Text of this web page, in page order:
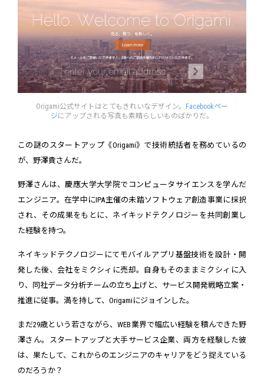
Origami公式サイトはとてもきれいなデザイン。 Facebookペー
ジにアップされる写真も素晴らしいものばかりだ。
この謎のスタートアップ《Origami》で技術統括者を務めているの
が、野澤貴さんだ。
野澤さんは、慶應大学大学院でコンピュータサイエンスを学んだ
エンジニア。在学中にIPA主催の未踏ソフトウェア創造事業に採択
され、その成果をもとに、ネイキッドテクノロジーを共同創業し
た経験を持つ。
ネイキッドテクノロジーにてモバイルアプリ基盤技術を設計・開
発した後、会社をミクシィに売却。自身もそのままミクシィに入
り、同社データ分析チームの立ち上げと、サービス開発戦略立案・
推進に従事。満を持して、Origamiにジョインした。
まだ29歳という若さながら、WEB業界で幅広い経験を積んできた野
澤さん。スタートアップと大手サービス企業、両方を経験した彼
は、果たして、これからのエンジニアのキャリアをどう捉えている
のだろうか？